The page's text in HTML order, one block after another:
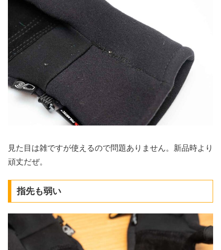
見た目は雑ですが使えるので問題ありません。新品時より
頑丈だぜ。
指先も弱い